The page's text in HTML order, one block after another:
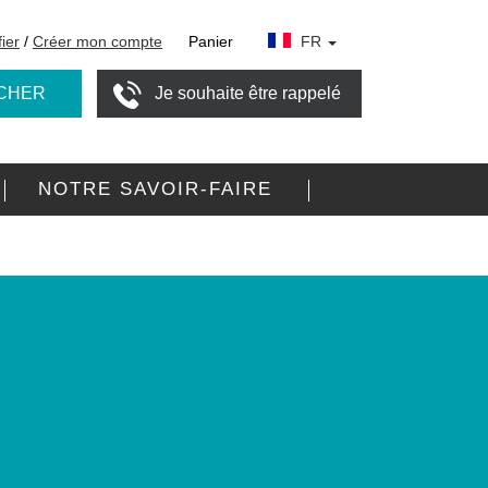
/ Créer mon compte Panier FR
Je souhaite être rappelé
NOTRE SAVOIR-FAIRE